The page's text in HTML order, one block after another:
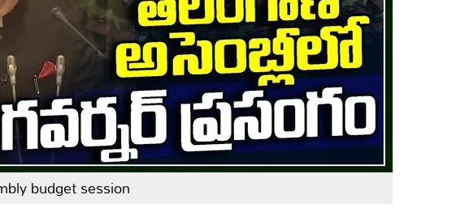
budget session